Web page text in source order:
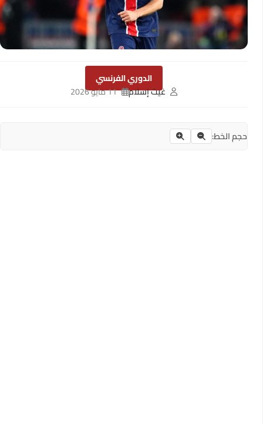
الدوري الفرنسي
غيث إسلام
11 مايو 2026
حجم الخط: